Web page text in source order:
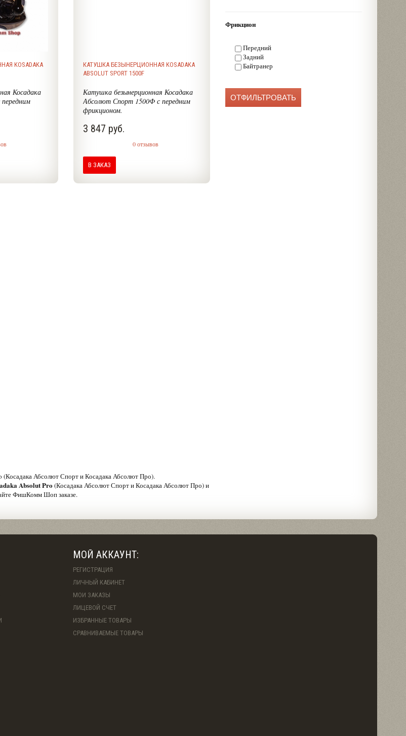
KOSADAKA
Косадака
КАТУШКА БЕЗЫНЕРЦИОННАЯ KOSADAKA
ABSOLUT SPORT 1500F
Катушка безынерционная Косадака
Абсолют Спорт 1500Ф с передним
фрикционом.
3 847 руб.
0 отзывов
В ЗАКАЗ
Абсолют Спорт и Косадака Абсолют Про).
Absolut Pro (Косадака Абсолют Спорт и Косадака Абсолют Про) и
ФишКомм Шоп заказе.
Фрикцион
Передний
Задний
Байтранер
МОЙ АККАУНТ:
РЕГИСТРАЦИЯ
ЛИЧНЫЙ КАБИНЕТ
МОИ ЗАКАЗЫ
ЛИЦЕВОЙ СЧЕТ
ИЗБРАННЫЕ ТОВАРЫ
СРАВНИВАЕМЫЕ ТОВАРЫ